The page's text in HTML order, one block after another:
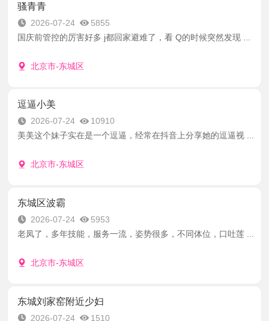
骚青青
2026-07-24
5855
国庆前管控的厉害好多 j都回家避难了，看 Q的时候突然发现 ...
北京市-东城区
逗逼小美
2026-07-24
10910
美美这个妹子实在是一个逗逼，经常在抖音上分享她的逗逼视 ...
北京市-东城区
东城区波霸
2026-07-24
5953
老凤了，多年技能，服务一流，姿势很多，不同体位，口吐莲 ...
北京市-东城区
东城刘家窑附近少妇
2026-07-24
1510